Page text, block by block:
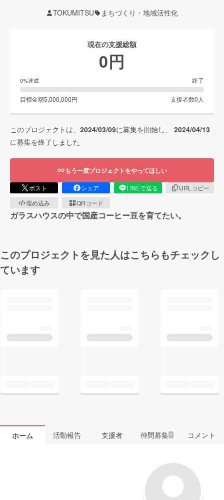
TOKUMITSU まちづくり・地域活性化
現在の支援総額
0円
0%達成 終了
目標金額5,000,000円 支援者数0 人
このプロジェクトは、 2024/03/09に募集を開始し、 2024/04/13
に募集を終了しました
もう一度プロジェクトをやってほしい
ポスト シェア LINEで送る
URLコピー
埋め込み
QRコード
ガラスハウスの中で国産コーヒー豆を育てたい。
このプロジェクトを見た人はこちらもチェックし
ています
ホーム 活動報告 支援者 仲間募集 1 コメント